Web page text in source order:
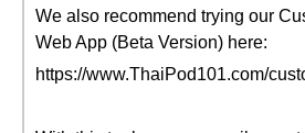
We also recommend trying our
Web App (Beta Version) here:
https://www.ThaiPod101.com/